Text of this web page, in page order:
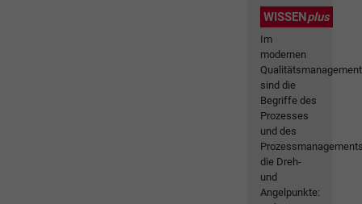
WISSENplus
Im
modernen
Qualitätsmanagement
sind die
Begriffe des
Prozesses
und des
die Dreh-
und
Angelpunkte: